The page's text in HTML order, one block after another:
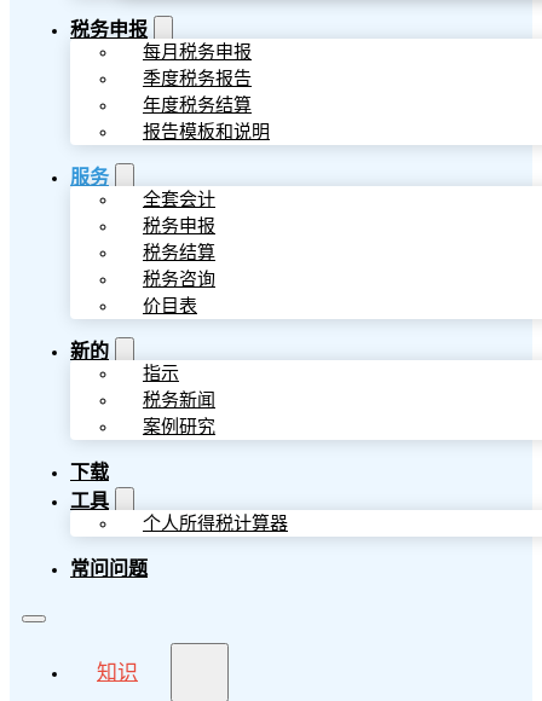
税务申报
每月税务申报
季度税务报告
年度税务结算
报告模板和说明
服务
全套会计
税务申报
税务结算
税务咨询
价目表
新的
指示
税务新闻
案例研究
下载
工具
个人所得税计算器
常问问题
知识